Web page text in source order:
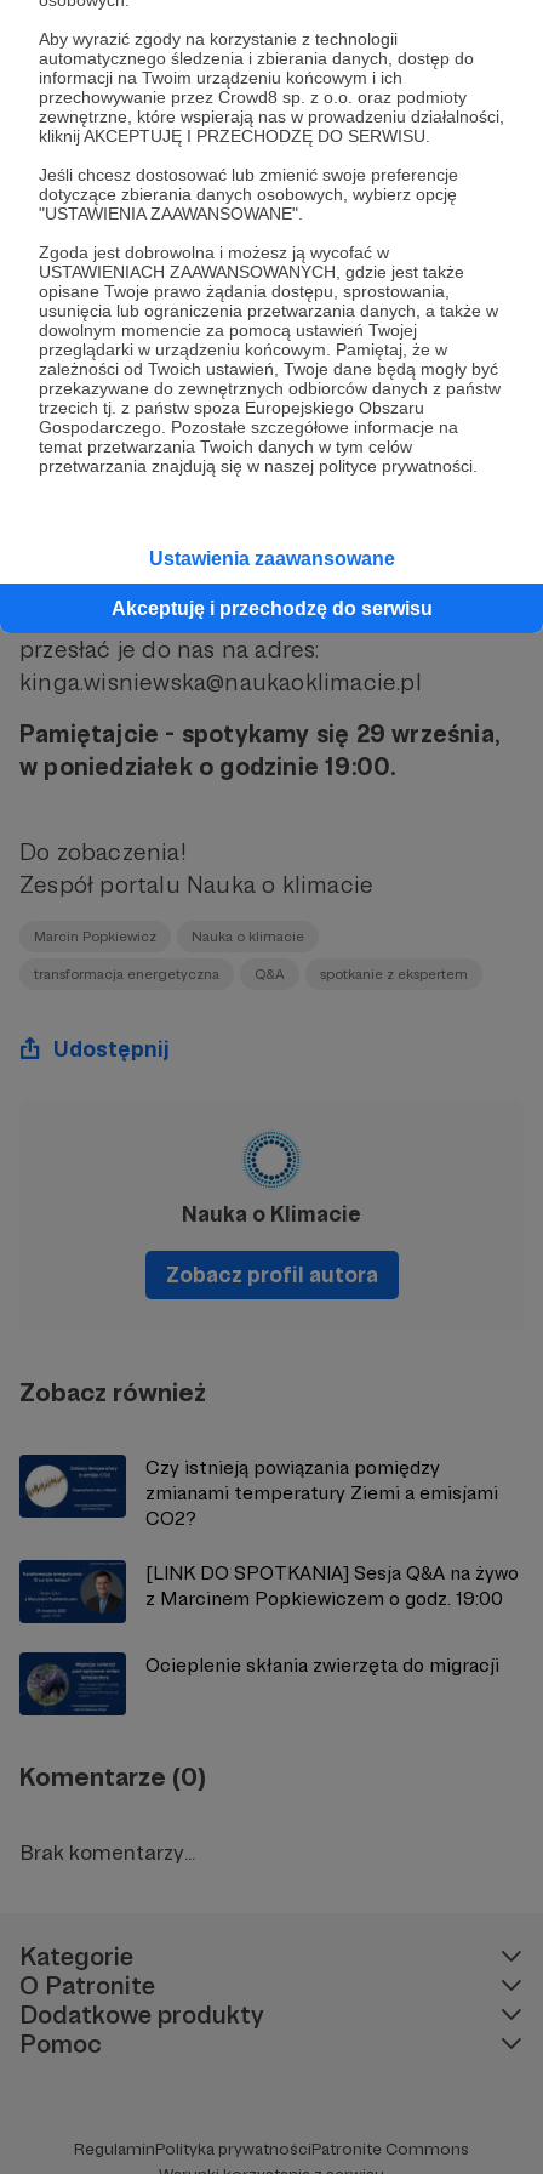
Aby wyrazić zgody na korzystanie z technologii
automatycznego śledzenia i zbierania danych, dostęp do
informacji na Twoim urządzeniu końcowym i ich
przechowywanie przez Crowd8 sp. z o.o. oraz podmioty
zewnętrzne, które wspierają nas w prowadzeniu działalności,
kliknij AKCEPTUJĘ I PRZECHODZĘ DO SERWISU.
Jeśli chcesz dostosować lub zmienić swoje preferencje
dotyczące zbierania danych osobowych, wybierz opcję
"USTAWIENIA ZAAWANSOWANE".
Zgoda jest dobrowolna i możesz ją wycofać w
USTAWIENIACH ZAAWANSOWANYCH, gdzie jest także
opisane Twoje prawo żądania dostępu, sprostowania,
usunięcia lub ograniczenia przetwarzania danych, a także w
dowolnym momencie za pomocą ustawień Twojej
przeglądarki w urządzeniu końcowym. Pamiętaj, że w
zależności od Twoich ustawień, Twoje dane będą mogły być
przekazywane do zewnętrznych odbiorców danych z państw
trzecich tj. z państw spoza Europejskiego Obszaru
Gospodarczego. Pozostałe szczegółowe informacje na
temat przetwarzania Twoich danych w tym celów
przetwarzania znajdują się w naszej polityce prywatności.
Ustawienia zaawansowane
Akceptuję i przechodzę do serwisu
Europejskiego Zielonego Ładu w Narodowym
Centrum Badań i Rozwoju w latach 2020-
2025. Ekspert w Zespole ds. aktualizacji
"Krajowego Planu na rzecz Energii i Klimatu
na lata 2021-2030" i "Polityki energetycznej
Polski do 2040 r." przy Ministrze Klimatu i
------
Spotkanie odbędzie się naZoom, a udział w
nim nie wymaga instalowania dodatkowego
oprogramowania ani rejestracji - wystarczy
kliknąć w link, który udostępnimy przed
rozpoczęciem. W spotkaniu mogą
podwyższenia progu wsparcia).
A jeśli już macie pytania do eksperta, możecie
przesłać je do nas na adres:
kinga.wisniewska@naukaoklimacie.pl
Pamiętajcie - spotykamy się 29 września,
w poniedziałek o godzinie 19:00.
Do zobaczenia!
Zespół portalu Nauka o klimacie
Marcin Popkiewicz Nauka o klimacie
transformacja energetyczna Q&A spotkanie z ekspertem
Udostępnij
Nauka o Klimacie
Zobacz profil autora
Zobacz również
Czy istnieją powiązania pomiędzy
zmianami temperatury Ziemi a emisjami
CO2?
[LINK DO SPOTKANIA] Sesja Q&A na żywo
z Marcinem Popkiewiczem o godz. 19:00
Ocieplenie skłania zwierzęta do migracji
Komentarze (0)
Brak komentarzy...
Kategorie
O Patronite
Dodatkowe produkty
Pomoc
RegulaminPolityka prywatnościPatronite Commons